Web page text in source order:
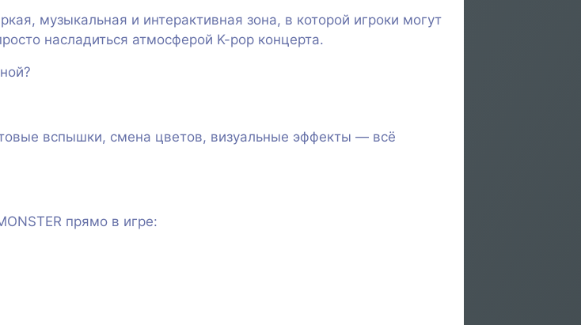
музыкальная и интерактивная зона, в которой игроки могут
насладиться атмосферой K-pop концерта.
вспышки, смена цветов, визуальные эффекты — всё
прямо в игре: